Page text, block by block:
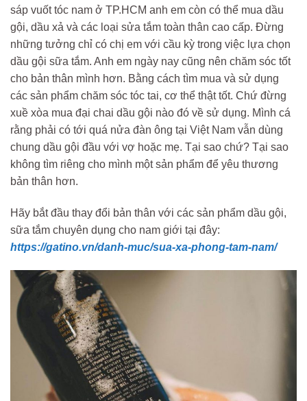
sáp vuốt tóc nam ở TP.HCM anh em còn có thể mua dầu
gội, dầu xả và các loại sửa tắm toàn thân cao cấp. Đừng
những tưởng chỉ có chị em với cầu kỳ trong việc lựa chọn
dầu gội sữa tắm. Anh em ngày nay cũng nên chăm sóc tốt
cho bản thân mình hơn. Bằng cách tìm mua và sử dụng
các sản phẩm chăm sóc tóc tai, cơ thể thật tốt. Chứ đừng
xuề xòa mua đại chai dầu gội nào đó về sử dụng. Mình cá
rằng phải có tới quá nửa đàn ông tại Việt Nam vẫn dùng
chung dầu gội đầu với vợ hoặc mẹ. Tại sao chứ? Tại sao
không tìm riêng cho mình một sản phẩm để yêu thương
bản thân hơn.
Hãy bắt đầu thay đổi bản thân với các sản phẩm dầu gội,
sữa tắm chuyên dụng cho nam giới tại đây:
https://gatino.vn/danh-muc/sua-xa-phong-tam-nam/